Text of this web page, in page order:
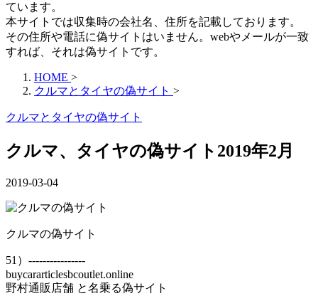
ています。
本サイトでは収集時の会社名、住所を記載しております。
その住所や電話に偽サイトはいません。webやメールが一致
すれば、それは偽サイトです。
HOME >
クルマとタイヤの偽サイト >
クルマとタイヤの偽サイト
クルマ、タイヤの偽サイト2019年2月
2019-03-04
クルマの偽サイト
51）----------------
buycararticlesbcoutlet.online
野村通販店舗 と名乗る偽サイト